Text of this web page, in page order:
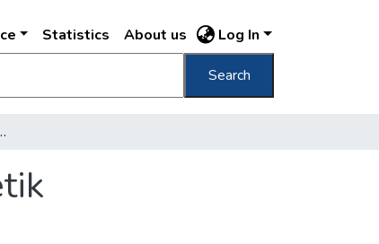
Statistics About us Log In
Search
életbeléptetik